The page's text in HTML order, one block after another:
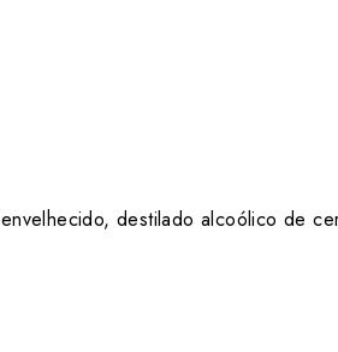
envelhecido, destilado alcoólico de